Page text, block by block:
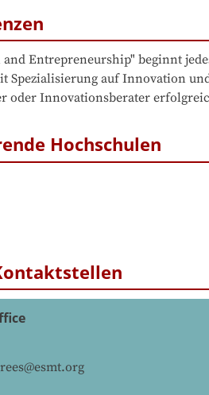
Entrepreneurship" beginnt
Spezialisierung auf Innovation
oder Innovationsberater
Hochschulen